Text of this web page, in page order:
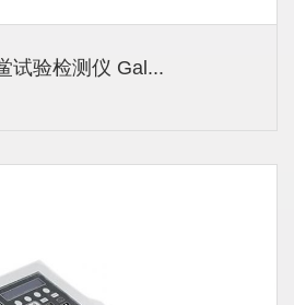
试验检测仪 Gal...